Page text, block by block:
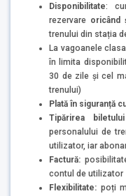
Disponibilitate:
rezervare oricând
trenului din stația
La vagoanele
în limita
30 de zile și cel
trenului)
Plată în siguranță
Tipărirea
personalului de
utilizator, iar
Factură:
contul de utilizator
Flexibilitate: poți